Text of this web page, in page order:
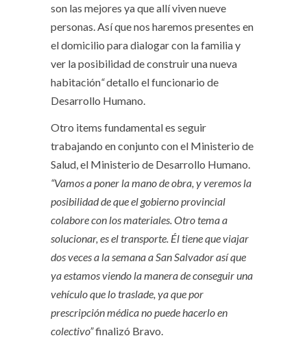
son las mejores ya que allí viven nueve
personas. Así que nos haremos presentes en
el domicilio para dialogar con la familia y
ver la posibilidad de construir una nueva
habitación“detallo el funcionario de
Desarrollo Humano.
Otro items fundamental es seguir
trabajando en conjunto con el Ministerio de
Salud, el Ministerio de Desarrollo Humano.
“Vamos a poner la mano de obra, y veremos la
posibilidad de que el gobierno provincial
colabore con los materiales. Otro tema a
solucionar, es el transporte. Él tiene que viajar
dos veces a la semana a San Salvador así que
ya estamos viendo la manera de conseguir una
vehículo que lo traslade, ya que por
prescripción médica no puede hacerlo en
colectivo”finalizó Bravo.